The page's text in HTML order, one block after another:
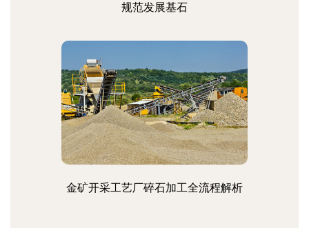
规范发展基石
金矿开采工艺厂碎石加工全流程解析